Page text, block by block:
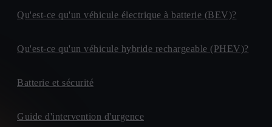
Qu'est-ce qu'un véhicule électrique à batterie (BEV)?
Qu'est-ce qu'un véhicule hybride rechargeable (PHEV)?
Batterie et sécurité
Guide d'intervention d'urgence